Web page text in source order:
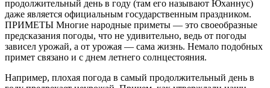
продолжительный день в году (там его называют Юханнус)
даже является официальным государственным праздником.
ПРИМЕТЫ Многие народные приметы — это своеобразные
предсказания погоды, что не удивительно, ведь от погоды
зависел урожай, а от урожая — сама жизнь. Немало подобных
примет связано и с днем летнего солнцестояния.
Например, плохая погода в самый продолжительный день в